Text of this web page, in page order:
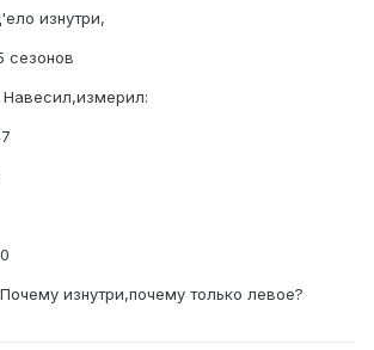
изнутри,
сезонов
изнутри,почему только левое?